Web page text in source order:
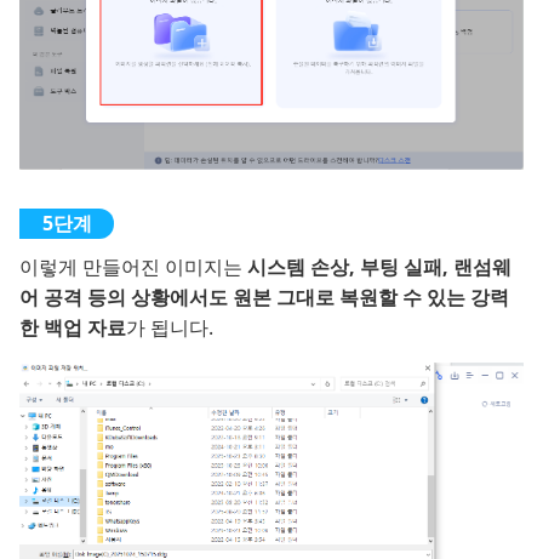
이렇게 만들어진 이미지는 시스템 손상, 부팅 실패, 랜섬웨
어 공격 등의 상황에서도 원본 그대로 복원할 수 있는 강력
한 백업 자료가 됩니다.